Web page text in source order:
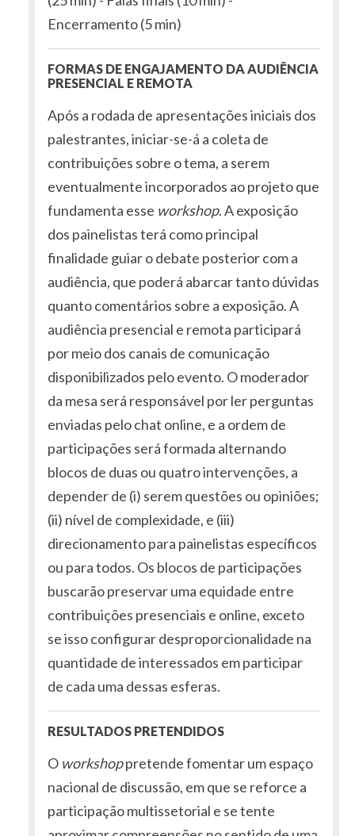
Encerramento (5 min)
FORMAS DE ENGAJAMENTO DA AUDIÊNCIA
PRESENCIAL E REMOTA
Após a rodada de apresentações iniciais dos
palestrantes, iniciar-se-á a coleta de
contribuições sobre o tema, a serem
eventualmente incorporados ao projeto que
fundamenta esse workshop. A exposição
dos painelistas terá como principal
finalidade guiar o debate posterior com a
audiência, que poderá abarcar tanto dúvidas
quanto comentários sobre a exposição. A
audiência presencial e remota participará
por meio dos canais de comunicação
disponibilizados pelo evento. O moderador
da mesa será responsável por ler perguntas
enviadas pelo chat online, e a ordem de
participações será formada alternando
blocos de duas ou quatro intervenções, a
depender de (i) serem questões ou opiniões;
(ii) nível de complexidade, e (iii)
direcionamento para painelistas específicos
ou para todos. Os blocos de participações
buscarão preservar uma equidade entre
contribuições presenciais e online, exceto
se isso configurar desproporcionalidade na
quantidade de interessados em participar
de cada uma dessas esferas.
RESULTADOS PRETENDIDOS
O workshoppretende fomentar um espaço
nacional de discussão, em que se reforce a
participação multissetorial e se tente